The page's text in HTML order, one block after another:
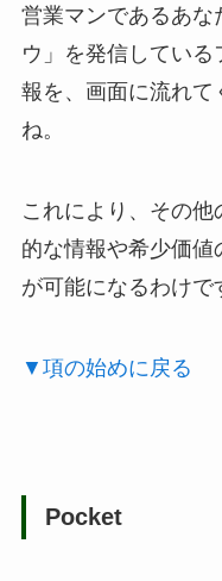
営業マンであるあな
ウ」を発信してい
報を、画面に流れて
ね。
これにより、その他
的な情報や希少価値
が可能になるわけで
▼項の始めに戻る
Pocket